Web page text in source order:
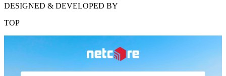
DESIGNED & DEVELOPED BY
TOP